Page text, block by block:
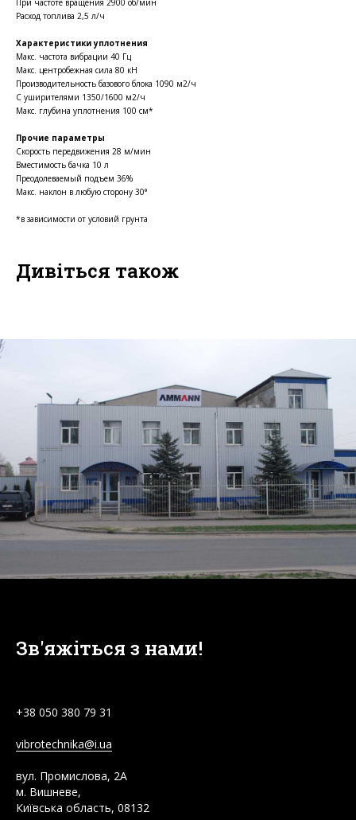
При частоте вращения 2900 об/мин
Расход топлива 2,5 л/ч
Характеристики уплотнения
Макс. частота вибрации 40 Гц
Макс. центробежная сила 80 кН
Производительность базового блока 1090 м2/ч
С уширителями 1350/1600 м2/ч
Макс. глубина уплотнения 100 см*
Прочие параметры
Скорость передвижения 28 м/мин
Вместимость бачка 10 л
Преодолеваемый подъем 36%
Макс. наклон в любую сторону 30°
*в зависимости от условий грунта
Дивіться також
Зв'яжіться з нами!
+38 050 380 79 31
vibrotechnika@i.ua
вул. Промислова, 2А
м. Вишневе,
Київська область, 08132